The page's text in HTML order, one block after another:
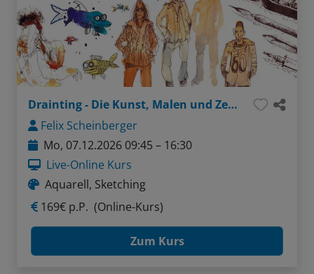
Drainting - Die Kunst, Malen und Zeichnen zu verbinden
Felix Scheinberger
Mo, 07.12.2026 09:45 – 16:30
Live-Online Kurs
Aquarell, Sketching
169€ p.P. (Online-Kurs)
Zum Kurs